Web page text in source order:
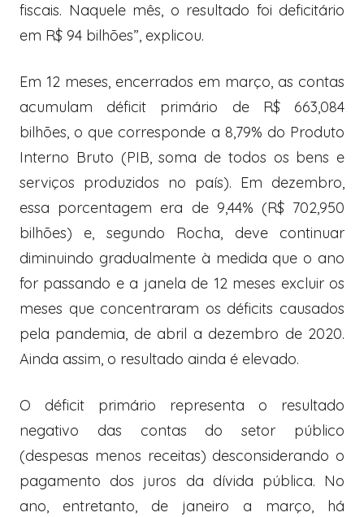
fiscais. Naquele mês, o resultado foi deficitário
em R$ 94 bilhões”, explicou.
Em 12 meses, encerrados em março, as contas
acumulam déficit primário de R$ 663,084
bilhões, o que corresponde a 8,79% do Produto
Interno Bruto (PIB, soma de todos os bens e
serviços produzidos no país). Em dezembro,
essa porcentagem era de 9,44% (R$ 702,950
bilhões) e, segundo Rocha, deve continuar
diminuindo gradualmente à medida que o ano
for passando e a janela de 12 meses excluir os
meses que concentraram os déficits causados
pela pandemia, de abril a dezembro de 2020.
Ainda assim, o resultado ainda é elevado.
O déficit primário representa o resultado
negativo das contas do setor público
(despesas menos receitas) desconsiderando o
pagamento dos juros da dívida pública. No
ano, entretanto, de janeiro a março, há